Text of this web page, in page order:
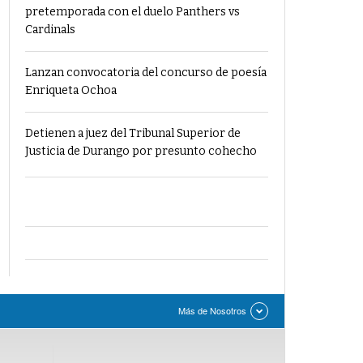
pretemporada con el duelo Panthers vs
Cardinals
Lanzan convocatoria del concurso de poesía
Enriqueta Ochoa
Detienen a juez del Tribunal Superior de
Justicia de Durango por presunto cohecho
Más de Nosotros